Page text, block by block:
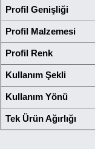
Profil Genişliği
Profil Malzemesi
Profil Renk
Kullanım Şekli
Kullanım Yönü
Tek Ürün Ağırlığı